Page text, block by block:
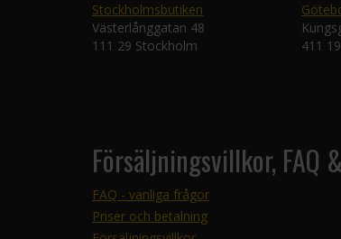
Stockholmsbutiken
Västerlånggatan 48
111 29 Stockholm
411
Försäljningsvillkor, FAQ
FAQ - vanliga frågor
Priser och betalning